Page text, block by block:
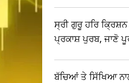
ਸ੍ਰੀ ਗੁਰੂ ਹਰਿ ਕ੍ਰਿਸ਼ਨ
ਪ੍ਰਕਾਸ਼ ਪੁਰਬ, ਜਾਣੋ
ਬੱਚਿਆਂ ਤੇ ਸਿੱਖਿਆ